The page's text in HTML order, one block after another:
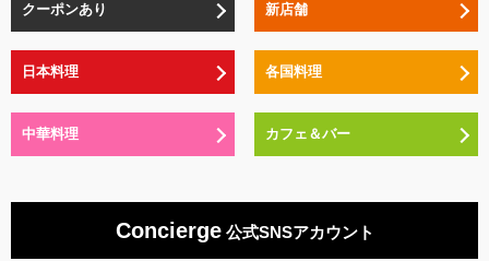
クーポンあり 新店舗
日本料理 各国料理
中華料理 カフェ＆バー
Concierge公式SNSアカウント